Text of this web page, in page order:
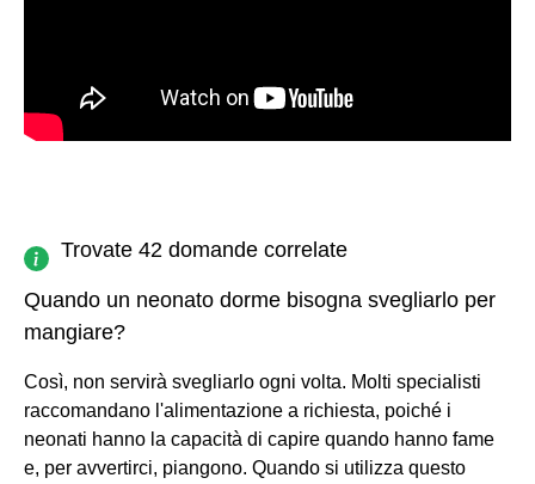
Trovate 42 domande correlate
Quando un neonato dorme bisogna svegliarlo per
mangiare?
Così, non servirà svegliarlo ogni volta. Molti specialisti
raccomandano l'alimentazione a richiesta, poiché i
neonati hanno la capacità di capire quando hanno fame
e, per avvertirci, piangono. Quando si utilizza questo